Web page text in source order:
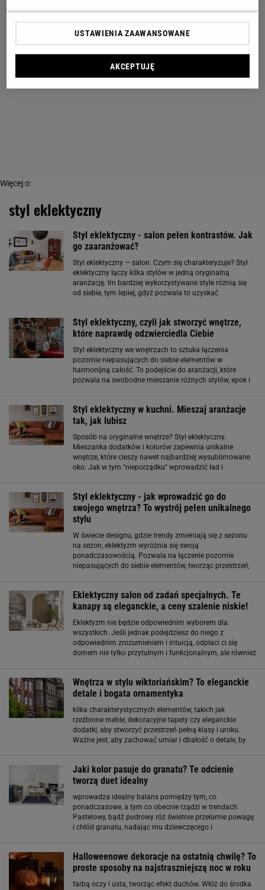
Więcej o:
styl eklektyczny
Styl eklektyczny - salon pełen kontrastów. Jak
go zaaranżować?
Styl eklektyczny — salon. Czym się charakteryzuje? Styl
eklektyczny łączy kilka stylów w jedną oryginalną
aranżację. Im bardziej wykorzystywane style różnią się
od siebie, tym lepiej, gdyż pozwala to uzyskać
Styl eklektyczny, czyli jak stworzyć wnętrze,
które naprawdę odzwierciedla Ciebie
Styl eklektyczny we wnętrzach to sztuka łączenia
pozornie niepasujących do siebie elementów w
harmonijną całość. To podejście do aranżacji, które
pozwala na swobodne mieszanie różnych stylów, epok i
Styl eklektyczny w kuchni. Mieszaj aranżacje
tak, jak lubisz
Sposób na oryginalne wnętrze? Styl eklektyczny.
Mieszanka dodatków i kolorów zapewnia unikalne
wnętrze, które cieszy nawet najbardziej wysublimowane
oko. Jak w tym "nieporządku" wprowadzić ład i
Styl eklektyczny - jak wprowadzić go do
swojego wnętrza? To wystrój pełen unikalnego
stylu
W świecie designu, gdzie trendy zmieniają się z sezonu
na sezon, eklektyzm wyróżnia się swoją
ponadczasowością. Pozwala na łączenie pozornie
niepasujących do siebie elementów, tworząc przestrzeń,
Eklektyczny salon od zadań specjalnych. Te
kanapy są eleganckie, a ceny szalenie niskie!
Eklektyzm nie będzie odpowiednim wyborem dla
wszystkich. Jeśli jednak podejdziesz do niego z
odpowiednim zrozumieniem i intuicją, odpłaci ci się
domem nie tylko przytulnym i funkcjonalnym, ale również
Wnętrza w stylu wiktoriańskim? To eleganckie
detale i bogata ornamentyka
kilka charakterystycznych elementów, takich jak
rzeźbione meble, dekoracyjne tapety czy eleganckie
dodatki, aby stworzyć przestrzeń pełną klasy i uroku.
Ważne jest, aby zachować umiar i dbałość o detale, by
Jaki kolor pasuje do granatu? Te odcienie
tworzą duet idealny
wprowadza idealny balans pomiędzy tym, co
ponadczasowe, a tym co obecnie rządzi w trendach.
Pastelowy, bądź pudrowy róż świetnie przełamie powagę
i chłód granatu, nadając mu dziewczęcego i
Halloweenowe dekoracje na ostatnią chwilę? To
proste sposoby na najstraszniejszą noc w roku
farbą oczy i usta, tworząc efekt duchów. Włóż do środka
USTAWIENIA ZAAWANSOWANE
AKCEPTUJĘ